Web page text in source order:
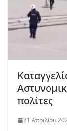
πολίτες
21 Απριλίου